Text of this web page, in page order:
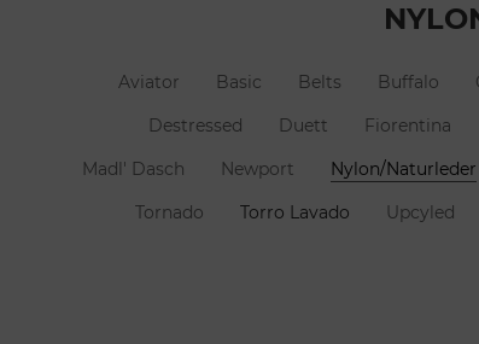
Aviator Basic Belts Buffalo
Destressed
Duett Fiorentina
Madl' Dasch
Newport Nylon/Naturleder
Tornado
Torro Lavado Upcyled